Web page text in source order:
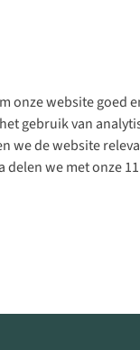
website goed
gebruik van
de website
we met onze